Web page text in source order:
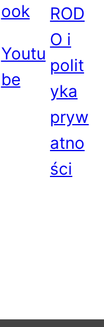
ook
Youtu
be
ROD
O i
polit
yka
pryw
atno
ści